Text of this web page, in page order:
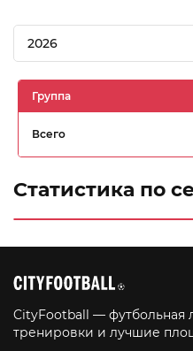
2026
Группа
Всего
Статистика по
CityFootball — футбольная
тренировки и лучшие